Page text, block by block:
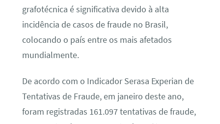
grafotécnica é significativa devido à alta
incidência de casos de fraude no Brasil,
colocando o país entre os mais afetados
mundialmente.
De acordo com o Indicador Serasa Experian de
Tentativas de Fraude, em janeiro deste ano,
foram registradas 161.097 tentativas de fraude,